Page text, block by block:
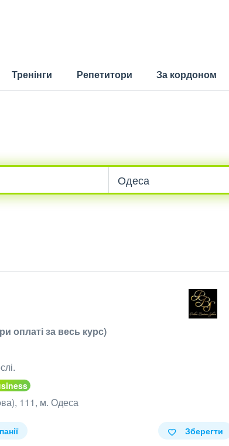
Тренінги Репетитори За кордоном
оплаті за весь курс)
111, м. Одеса
Зберегти